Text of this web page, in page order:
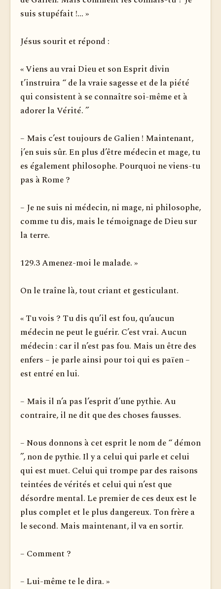
suis stupéfait !... »
Jésus sourit et répond :
« Viens au vrai Dieu et son Esprit divin
t’instruira “ de la vraie sagesse et de la piété
qui consistent à se connaître soi-même et à
adorer la Vérité. ”
– Mais c’est toujours de Galien ! Maintenant,
j’en suis sûr. En plus d’être médecin et mage, tu
es également philosophe. Pourquoi ne viens-tu
pas à Rome ?
– Je ne suis ni médecin, ni mage, ni philosophe,
comme tu dis, mais le témoignage de Dieu sur
la terre.
129.3 Amenez-moi le malade. »
On le traîne là, tout criant et gesticulant.
« Tu vois ? Tu dis qu’il est fou, qu’aucun
médecin ne peut le guérir. C’est vrai. Aucun
médecin : car il n’est pas fou. Mais un être des
enfers – je parle ainsi pour toi qui es païen –
est entré en lui.
– Mais il n’a pas l’esprit d’une pythie. Au
contraire, il ne dit que des choses fausses.
– Nous donnons à cet esprit le nom de “ démon
”, non de pythie. Il y a celui qui parle et celui
qui est muet. Celui qui trompe par des raisons
teintées de vérités et celui qui n’est que
désordre mental. Le premier de ces deux est le
plus complet et le plus dangereux. Ton frère a
le second. Mais maintenant, il va en sortir.
– Comment ?
– Lui-même te le dira. »